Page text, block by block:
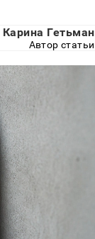
Карина Гетьман
Автор статьи